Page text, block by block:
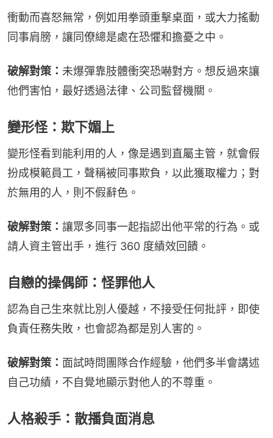
衝動而喜怒無常，例如用拳頭重擊桌面，或大力搖動
同事肩膀，讓同僚總是處在恐懼和擔憂之中。
破解對策： 未爆彈靠肢體衝突恐嚇對方。想反過來讓
他們害怕，最好透過法律、公司監督機關。
變形怪：欺下媚上
變形怪看到能利用的人，像是遇到直屬主管，就會假
扮成模範員工，聲稱被同事欺負，以此獲取權力；對
於無用的人，則不假辭色。
破解對策： 讓眾多同事一起指認出他平常的行為。或
請人資主管出手，進行 360 度績效回饋。
自戀的操偶師：怪罪他人
認為自己生來就比別人優越，不接受任何批評，即使
負責任務失敗，也會認為都是別人害的。
破解對策： 面試時問團隊合作經驗，他們多半會講述
自己功績，不自覺地顯示對他人的不尊重。
人格殺手：散播負面消息